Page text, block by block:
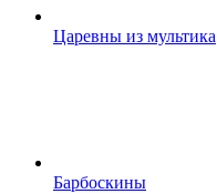
Царевны из мультика
Барбоскины